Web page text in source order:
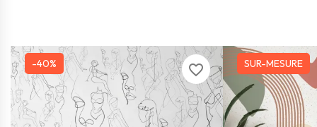
favorite_border
-40% SUR-MESURE